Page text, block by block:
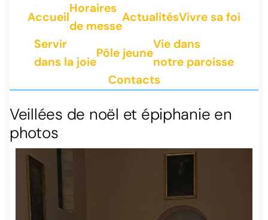
Accueil
Horaires
de messe
ActualitésVivre sa foi
Servir
dans la joie
Pôle jeune
Vie dans
notre paroisse
Contacts
Veillées de noël et épiphanie en
photos